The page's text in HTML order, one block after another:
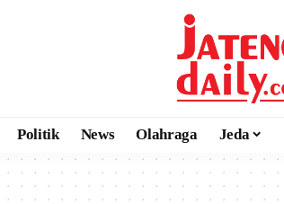
Politik News Olahraga Jeda